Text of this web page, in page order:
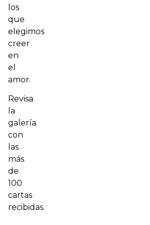
los
que
elegimos
creer
en
el
amor.
Revisa
la
galería
con
las
más
de
100
cartas
recibidas.